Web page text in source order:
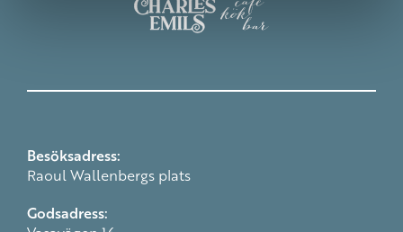
Besöksadress:
Raoul Wallenbergs plats
Godsadress: